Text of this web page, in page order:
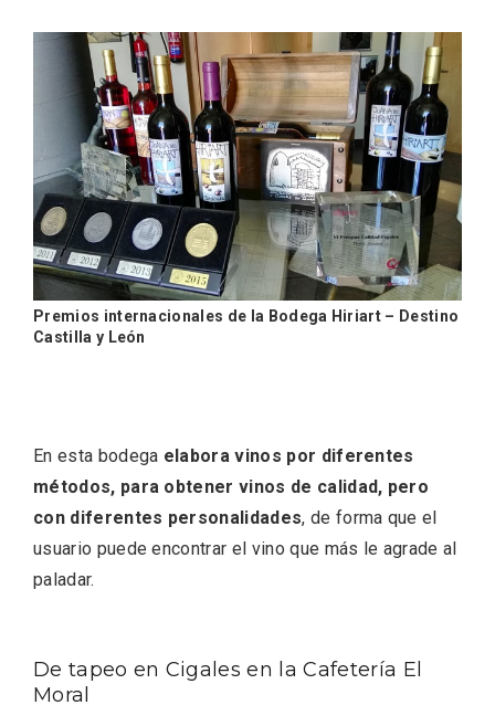
Premios internacionales de la Bodega Hiriart – Destino
Castilla y León
En esta bodega elabora vinos por diferentes
métodos, para obtener vinos de calidad, pero
con diferentes personalidades, de forma que el
usuario puede encontrar el vino que más le agrade al
paladar.
De tapeo en Cigales en la Cafetería El
Moral